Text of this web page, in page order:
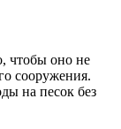
чтобы оно не
сооружения.
на песок без